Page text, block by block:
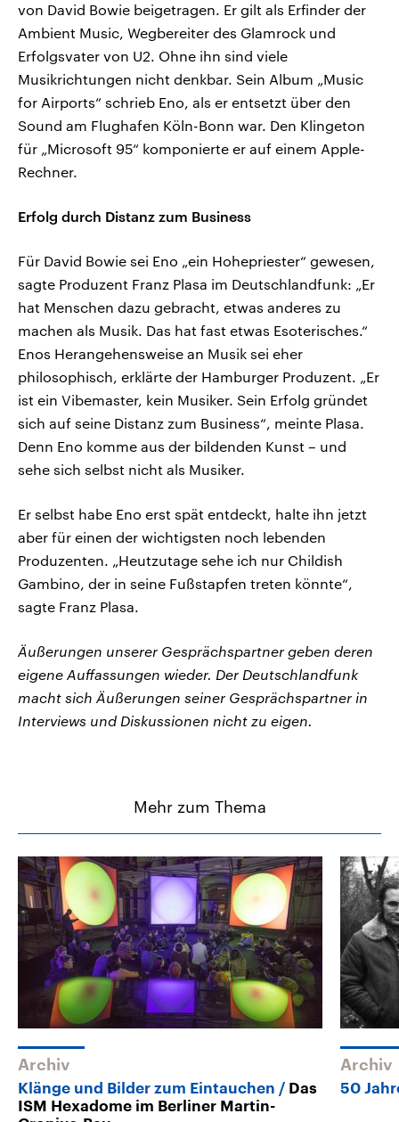
von David Bowie beigetragen. Er gilt als Erfinder der
Ambient Music, Wegbereiter des Glamrock und
Erfolgsvater von U2. Ohne ihn sind viele
Musikrichtungen nicht denkbar. Sein Album „Music
for Airports“ schrieb Eno, als er entsetzt über den
Sound am Flughafen Köln-Bonn war. Den Klingeton
für „Microsoft 95“ komponierte er auf einem Apple-
Rechner.
Erfolg durch Distanz zum Business
Für David Bowie sei Eno „ein Hohepriester“ gewesen,
sagte Produzent Franz Plasa im Deutschlandfunk: „Er
hat Menschen dazu gebracht, etwas anderes zu
machen als Musik. Das hat fast etwas Esoterisches.“
Enos Herangehensweise an Musik sei eher
philosophisch, erklärte der Hamburger Produzent. „Er
ist ein Vibemaster, kein Musiker. Sein Erfolg gründet
sich auf seine Distanz zum Business“, meinte Plasa.
Denn Eno komme aus der bildenden Kunst – und
sehe sich selbst nicht als Musiker.
Er selbst habe Eno erst spät entdeckt, halte ihn jetzt
aber für einen der wichtigsten noch lebenden
Produzenten. „Heutzutage sehe ich nur Childish
Gambino, der in seine Fußstapfen treten könnte“,
sagte Franz Plasa.
Äußerungen unserer Gesprächspartner geben deren
eigene Auffassungen wieder. Der Deutschlandfunk
macht sich Äußerungen seiner Gesprächspartner in
Interviews und Diskussionen nicht zu eigen.
Mehr zum Thema
Archiv
Klänge und Bilder zum Eintauchen
Das
ISM Hexadome im Berliner Martin-
Archiv
50